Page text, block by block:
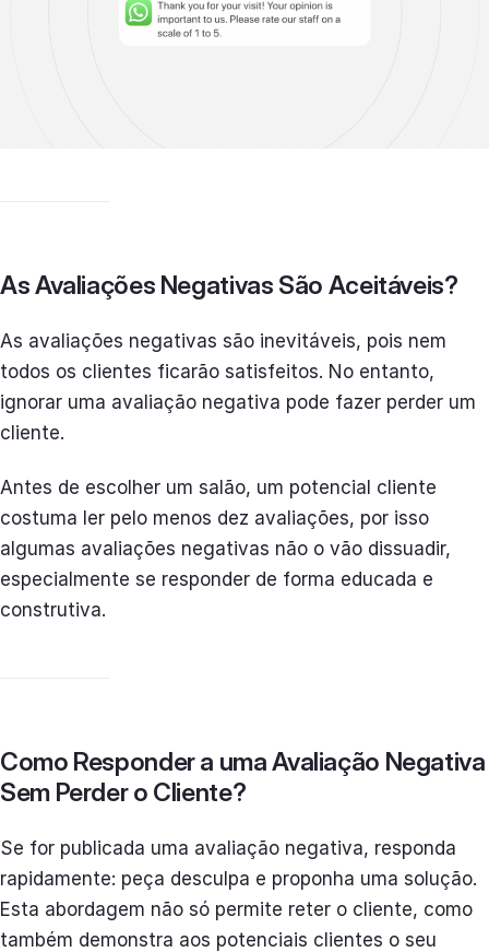
As Avaliações Negativas São Aceitáveis?
As avaliações negativas são inevitáveis, pois nem
todos os clientes ficarão satisfeitos. No entanto,
ignorar uma avaliação negativa pode fazer perder um
cliente.
Antes de escolher um salão, um potencial cliente
costuma ler pelo menos dez avaliações, por isso
algumas avaliações negativas não o vão dissuadir,
especialmente se responder de forma educada e
construtiva.
Como Responder a uma Avaliação Negativa
Sem Perder o Cliente?
Se for publicada uma avaliação negativa, responda
rapidamente: peça desculpa e proponha uma solução.
Esta abordagem não só permite reter o cliente, como
também demonstra aos potenciais clientes o seu